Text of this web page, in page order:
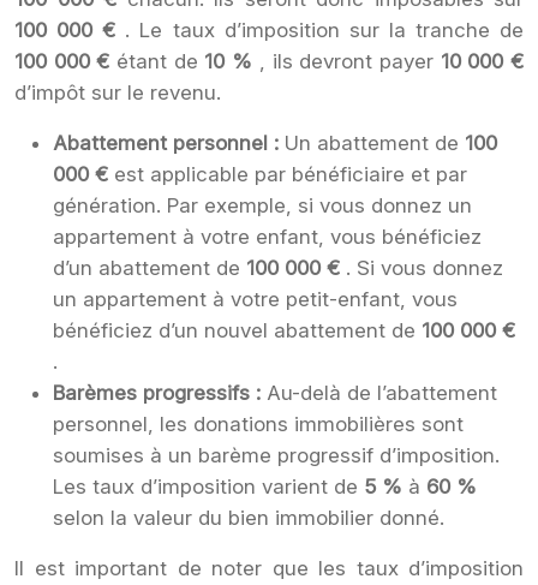
100 000 € . Le taux d’imposition sur la tranche de
100 000 € étant de 10 % , ils devront payer 10 000 €
d’impôt sur le revenu.
Abattement personnel : Un abattement de 100
000 € est applicable par bénéficiaire et par
génération. Par exemple, si vous donnez un
appartement à votre enfant, vous bénéficiez
d’un abattement de 100 000 € . Si vous donnez
un appartement à votre petit-enfant, vous
bénéficiez d’un nouvel abattement de 100 000 €
.
Barèmes progressifs : Au-delà de l’abattement
personnel, les donations immobilières sont
soumises à un barème progressif d’imposition.
Les taux d’imposition varient de 5 % à 60 %
selon la valeur du bien immobilier donné.
Il est important de noter que les taux d’imposition